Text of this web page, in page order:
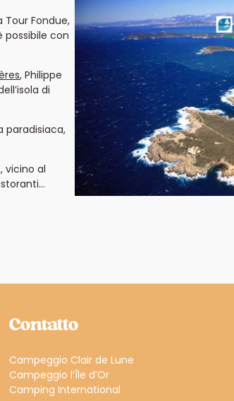
Tour Fondue,
possibile con
, Philippe
di
paradisiaca,
vicino al
Contatto
Campeggio Clair de Lune
Campeggio l’Île d’Or
Camping International